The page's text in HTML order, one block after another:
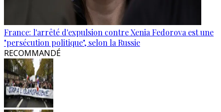
France: l'arrêté d'expulsion contre Xenia Fedorova est une
"persécution politique", selon la Russie
RECOMMANDÉ